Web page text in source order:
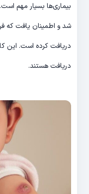
بیماری‌ها بسیار مهم
شد و اطمینان یافت که
دریافت کرده است. این
دریافت هستند.